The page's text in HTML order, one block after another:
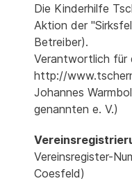
Die Kinderhilfe
Aktion der
Betreiber).
Verantwortlich für
http://
Johannes
genannten e. V.)
Vereinsregister-
Coesfeld)